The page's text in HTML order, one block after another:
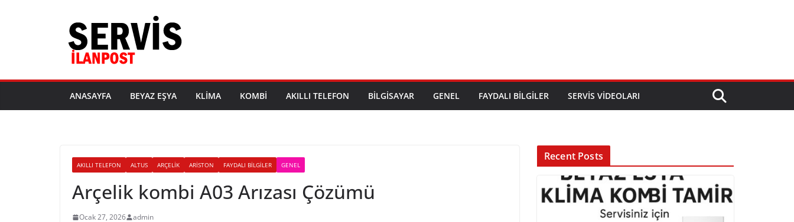
ANASAYFA BEYAZ EŞYA KLIMA KOMBI AKILLI TELEFON BILGISAYAR GENEL FAYDALI BILGILER SERVIS VIDEOLARI
AKILLI TELEFON ALTUS ARÇELIK ARISTON FAYDALI BILGILER GENEL
Arçelik kombi A03 Arızası Çözümü
Ocak 27, 2026 admin
Recent Posts